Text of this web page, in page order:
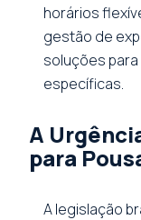
horários
gestão de
soluções
específicas.
A
para
A legislação